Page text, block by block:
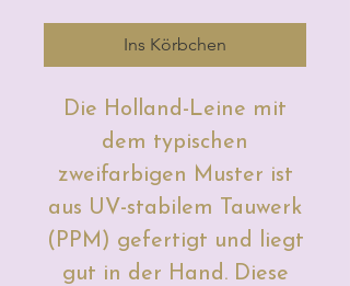
Ins Körbchen
Die Holland-Leine mit
dem typischen
zweifarbigen Muster ist
aus UV-stabilem Tauwerk
(PPM) gefertigt und liegt
gut in der Hand. Diese